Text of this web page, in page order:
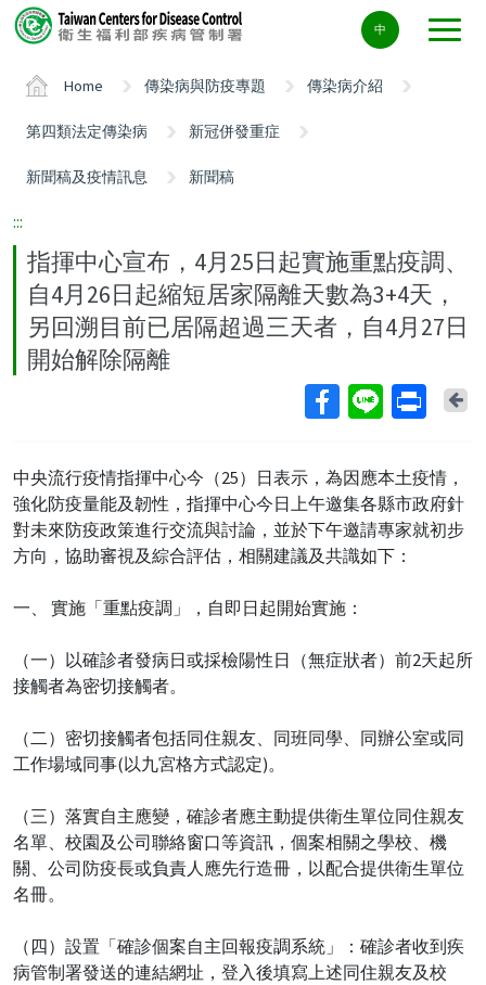
Center
block
中
Home 傳染病與防疫專題 傳染病介紹
第四類法定傳染病 新冠併發重症
新聞稿及疫情訊息 新聞稿
:::
指揮中心宣布，4月25日起實施重點疫調、
自4月26日起縮短居家隔離天數為3+4天，
另回溯目前已居隔超過三天者，自4月27日
開始解除隔離
中央流行疫情指揮中心今（25）日表示，為因應本土疫情，
強化防疫量能及韌性，指揮中心今日上午邀集各縣市政府針
對未來防疫政策進行交流與討論，並於下午邀請專家就初步
方向，協助審視及綜合評估，相關建議及共識如下：
一、 實施「重點疫調」，自即日起開始實施：
（一）以確診者發病日或採檢陽性日（無症狀者）前2天起所
接觸者為密切接觸者。
（二）密切接觸者包括同住親友、同班同學、同辦公室或同
工作場域同事(以九宮格方式認定)。
（三）落實自主應變，確診者應主動提供衛生單位同住親友
名單、校園及公司聯絡窗口等資訊，個案相關之學校、機
關、公司防疫長或負責人應先行造冊，以配合提供衛生單位
名冊。
（四）設置「確診個案自主回報疫調系統」：確診者收到疾
病管制署發送的連結網址，登入後填寫上述同住親友及校